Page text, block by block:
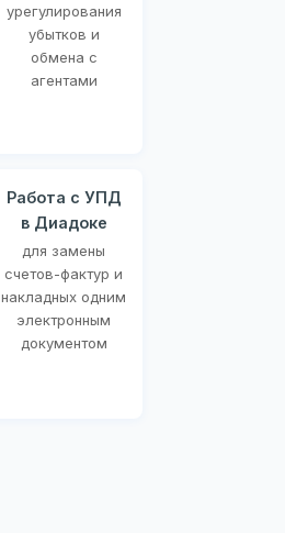
урегулирования
убытков и
обмена с
агентами
Работа с УПД
в Диадоке
для замены
счетов-фактур и
накладных одним
электронным
документом